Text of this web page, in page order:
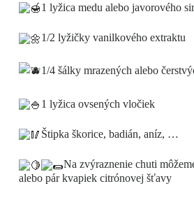
1 lyžica medu alebo javorového
1/2 lyžičky vanilkového extraktu
1/4 šálky mrazených alebo
1 lyžica ovsených vločiek
Štipka škorice, badián, aníz, …
Na zvýraznenie chuti
alebo pár kvapiek citrónovej šťavy